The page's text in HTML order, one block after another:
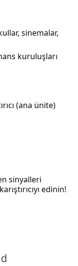
sinemalar,
kuruluşları
(ana ünite)
sinyalleri
edinin!